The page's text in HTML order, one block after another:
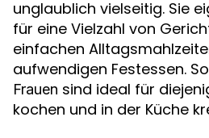
unglaublich vielseitig. Sie
für eine Vielzahl von
einfachen
aufwendigen Festessen.
Frauen sind ideal für
kochen und in der Küche